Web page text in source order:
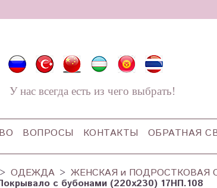
У нас всегда есть из чего выбрать!
ВОПРОСЫ КОНТАКТЫ ОБРАТНАЯ
ОДЕЖДА ЖЕНСКАЯ и
с бубонами (220х230) 17НП.108